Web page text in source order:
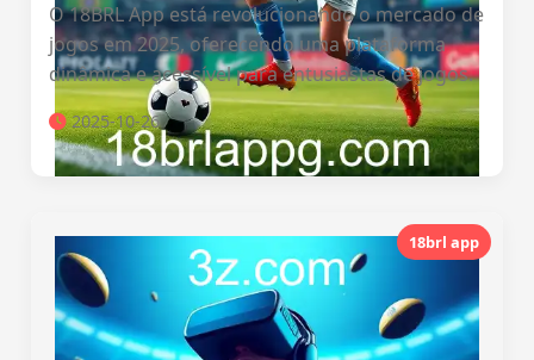
O 18BRL App está revolucionando o mercado de
jogos em 2025, oferecendo uma plataforma
dinâmica e acessível para entusiastas de jogos.
2025-10-26
18brl app